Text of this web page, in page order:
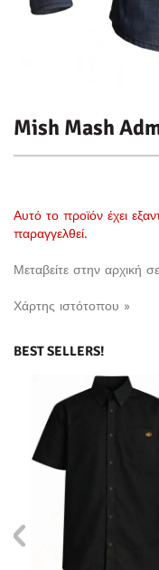
Mish Mash
Αυτό το προϊόν έχει
παραγγελθεί.
Μεταβείτε στην αρχική
Χάρτης ιστότοπου »
BEST SELLERS!